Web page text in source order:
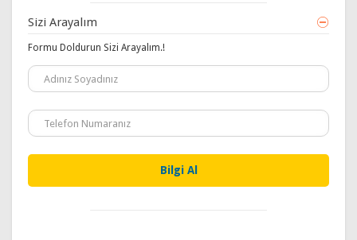
Sizi Arayalım
Formu Doldurun Sizi Arayalım.!